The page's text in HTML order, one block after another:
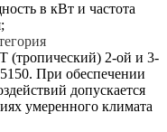
в кВт и частота
(тропический) 2-ой и 3-
При обеспечении
допускается
умеренного климата